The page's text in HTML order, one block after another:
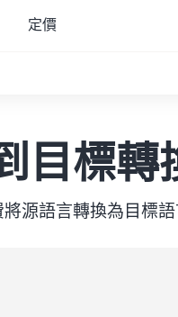
定價
目標轉
源語言轉換為目標語